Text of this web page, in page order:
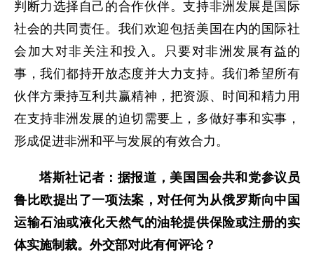
判断力选择自己的合作伙伴。支持非洲发展是国际
社会的共同责任。我们欢迎包括美国在内的国际社
会加大对非关注和投入。只要对非洲发展有益的
事，我们都持开放态度并大力支持。我们希望所有
伙伴方秉持互利共赢精神，把资源、时间和精力用
在支持非洲发展的迫切需要上，多做好事和实事，
形成促进非洲和平与发展的有效合力。
塔斯社记者：据报道，美国国会共和党参议员
鲁比欧提出了一项法案，对任何为从俄罗斯向中国
运输石油或液化天然气的油轮提供保险或注册的实
体实施制裁。外交部对此有何评论？